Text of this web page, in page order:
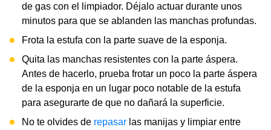
de gas con el limpiador. Déjalo actuar durante unos
minutos para que se ablanden las manchas profundas.
Frota la estufa con la parte suave de la esponja.
Quita las manchas resistentes con la parte áspera.
Antes de hacerlo, prueba frotar un poco la parte áspera
de la esponja en un lugar poco notable de la estufa
para asegurarte de que no dañará la superficie.
No te olvides de repasar las manijas y limpiar entre